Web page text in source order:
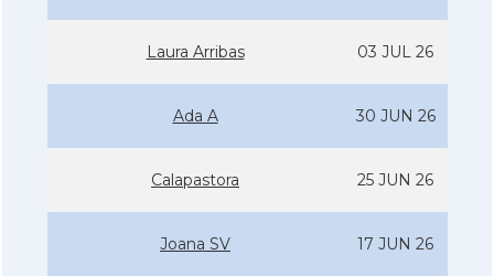
Laura Arribas 03 JUL 26
Ada A 30 JUN 26
Calapastora 25 JUN 26
Joana SV 17 JUN 26